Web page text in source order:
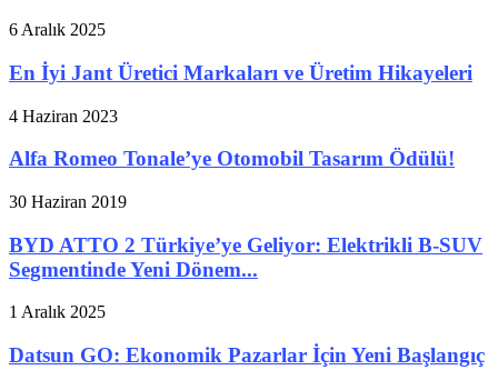
6 Aralık 2025
En İyi Jant Üretici Markaları ve Üretim Hikayeleri
4 Haziran 2023
Alfa Romeo Tonale’ye Otomobil Tasarım Ödülü!
30 Haziran 2019
BYD ATTO 2 Türkiye’ye Geliyor: Elektrikli B-SUV
Segmentinde Yeni Dönem...
1 Aralık 2025
Datsun GO: Ekonomik Pazarlar İçin Yeni Başlangıç